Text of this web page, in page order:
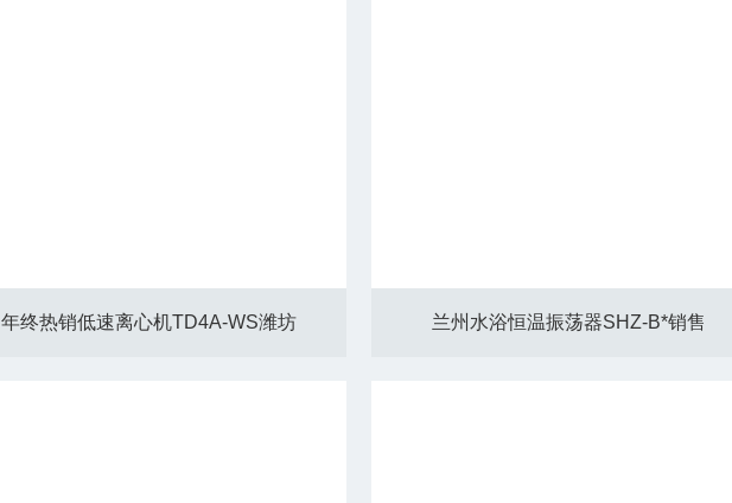
年终热销低速离心机TD4A-WS潍坊 兰州水浴恒温振荡器SHZ-B*销售